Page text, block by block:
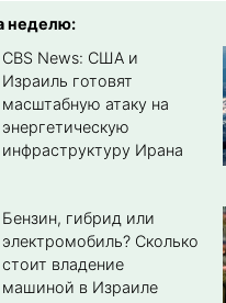
неделю:
CBS News: США и
Израиль готовят
масштабную атаку на
энергетическую
инфраструктуру Ирана
Бензин, гибрид или
электромобиль? Cколько
стоит владение
машиной в Израиле